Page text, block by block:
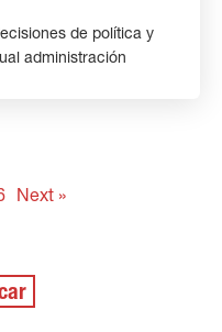
de política y
administración
Next »